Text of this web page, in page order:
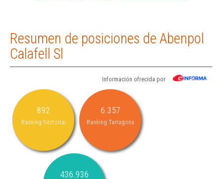
Resumen de posiciones de Abenpol
Calafell Sl
Información ofrecida por
892
Ranking Sectorial
6.357
Ranking Tarragona
436.936